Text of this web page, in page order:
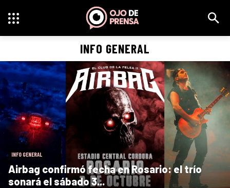
INFO GENERAL
INFO GENERAL
Airbag confirmó fecha en Rosario: el trío
sonará el sábado 3...